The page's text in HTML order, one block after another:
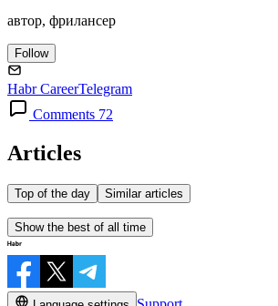
автор, фрилансер
Follow
Habr CareerTelegram
Comments 72
Articles
Top of the day Similar articles
Show the best of all time